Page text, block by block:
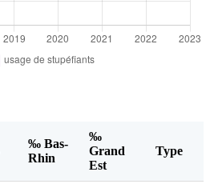
‰ Bas-
Rhin
‰
Grand
Est
Type